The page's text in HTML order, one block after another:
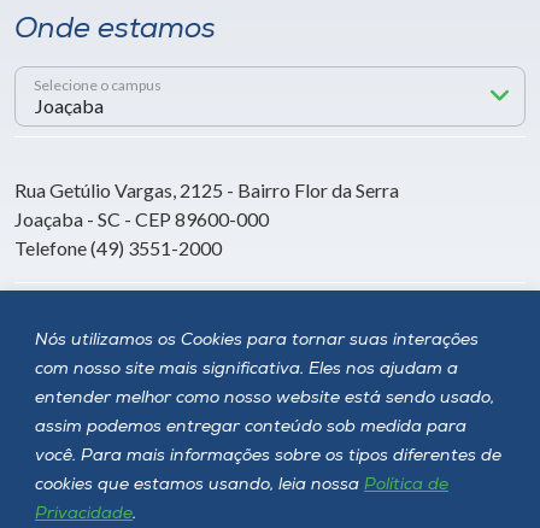
Nós utilizamos os Cookies para tornar suas interações
com nosso site mais significativa. Eles nos ajudam a
entender melhor como nosso website está sendo usado,
assim podemos entregar conteúdo sob medida para
você. Para mais informações sobre os tipos diferentes de
cookies que estamos usando, leia nossa Política de
Privacidade.
Onde estamos
Selecione o campus
Rua Getúlio Vargas, 2125 - Bairro Flor da Serra
Joaçaba - SC - CEP 89600-000
Telefone (49) 3551-2000
Siga a Unoesc